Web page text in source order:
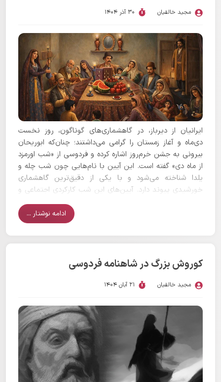
مجید خالقیان 30 آذر 1404
ایرانیان از دیرباز، در گاهشماری‌های گوناگون، روز نخست
دی‌ماه و آغاز زمستان را گرامی می‌داشتند؛ چنان‌که ابوریحان
بیرونی به جشن خرم‌روز اشاره کرده و فردوسی از «شب اورمزد
از ماه دی» گفته است. این آیین با نام‌هایی چون شب چله و
یلدا شناخته می‌شود و با یکی از دقیق‌ترین گاهشماری
خورشیدی پیوند دارد. آیین‌های این شب کارکردی اجتماعی و
فرهنگی داشته و مایه همدلی و شادی ایرانیان بوده است.
ادامه نوشتار ...
کوروش بزرگ در شاهنامه فردوسی
مجید خالقیان 21 آبان 1404